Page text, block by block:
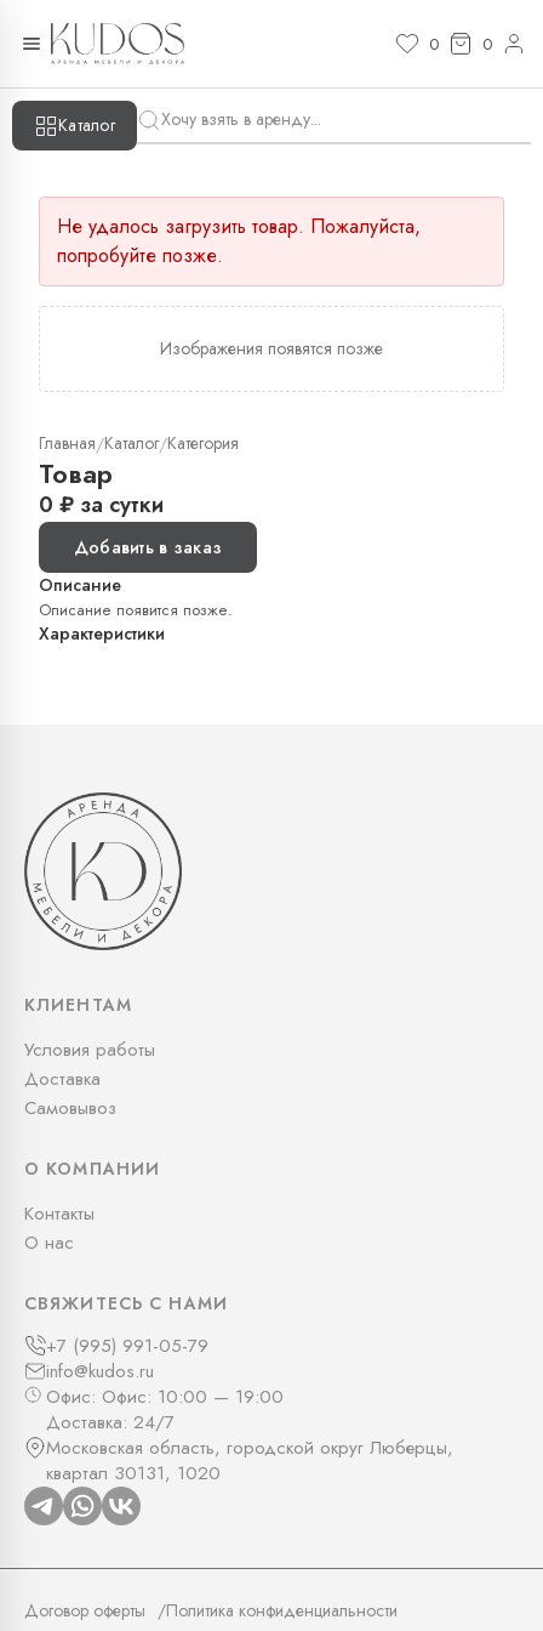
0 0
Каталог
Не удалось загрузить товар. Пожалуйста,
попробуйте позже.
Изображения появятся позже
Главная/Каталог/Категория
Товар
0 ₽ за сутки
Добавить в заказ
Описание
Описание появится позже.
Характеристики
КЛИЕНТАМ
Условия работы
Доставка
Самовывоз
О КОМПАНИИ
Контакты
О нас
СВЯЖИТЕСЬ С НАМИ
+7 (995) 991-05-79
info@kudos.ru
Офис: Офис: 10:00 — 19:00
Доставка: 24/7
Московская область, городской округ Люберцы,
квартал 30131, 1020
Договор оферты Политика конфиденциальности